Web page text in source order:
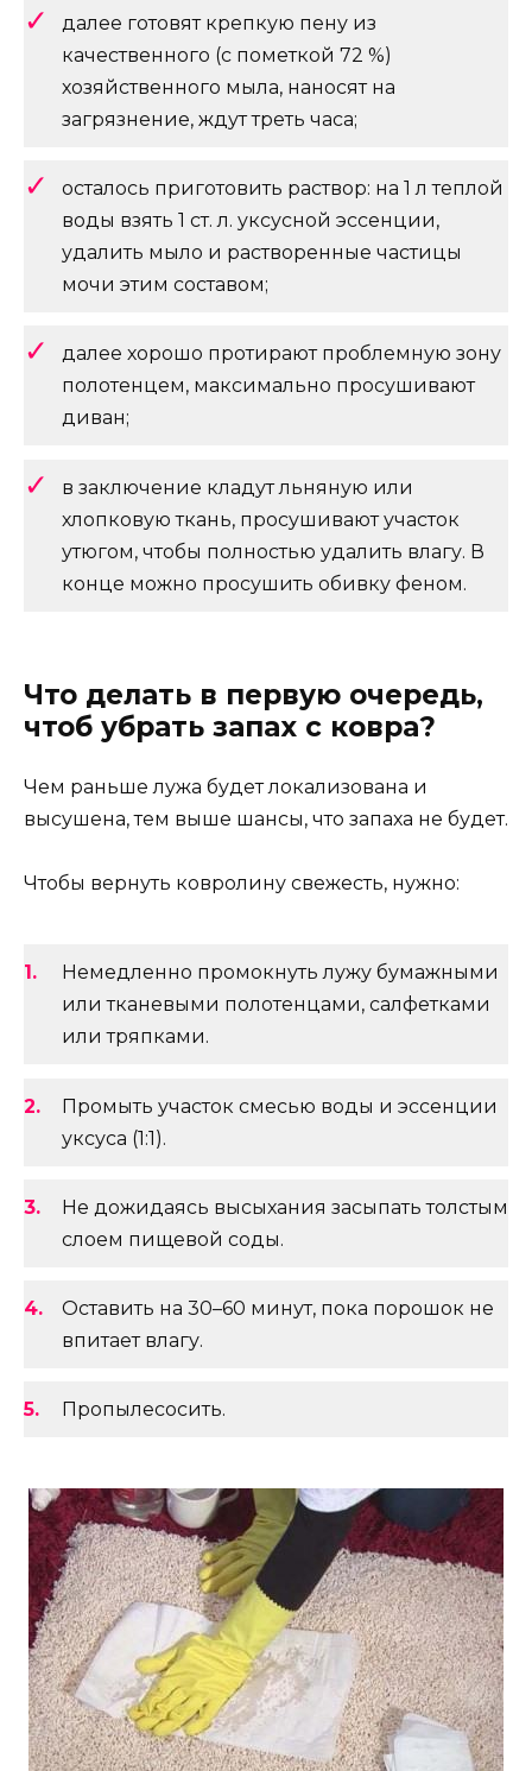
далее готовят крепкую пену из
качественного (с пометкой 72 %)
хозяйственного мыла, наносят на
загрязнение, ждут треть часа;
осталось приготовить раствор: на 1 л теплой
воды взять 1 ст. л. уксусной эссенции,
удалить мыло и растворенные частицы
мочи этим составом;
далее хорошо протирают проблемную зону
полотенцем, максимально просушивают
диван;
в заключение кладут льняную или
хлопковую ткань, просушивают участок
утюгом, чтобы полностью удалить влагу. В
конце можно просушить обивку феном.
Что делать в первую очередь,
чтоб убрать запах с ковра?
Чем раньше лужа будет локализована и
высушена, тем выше шансы, что запаха не будет.
Чтобы вернуть ковролину свежесть, нужно:
Немедленно промокнуть лужу бумажными
или тканевыми полотенцами, салфетками
или тряпками.
Промыть участок смесью воды и эссенции
уксуса (1:1).
Не дожидаясь высыхания засыпать толстым
слоем пищевой соды.
Оставить на 30–60 минут, пока порошок не
впитает влагу.
Пропылесосить.